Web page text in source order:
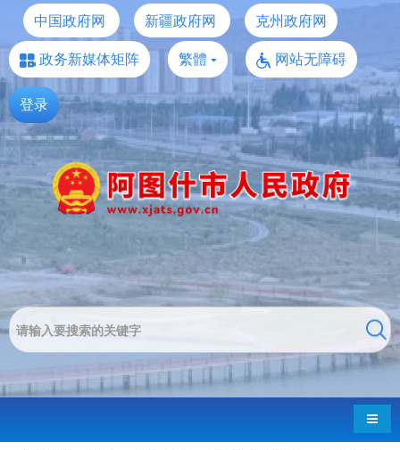
中国政府网 新疆政府网
克州政府网
政务新媒体矩阵
繁體 网站无障碍
登录
导航